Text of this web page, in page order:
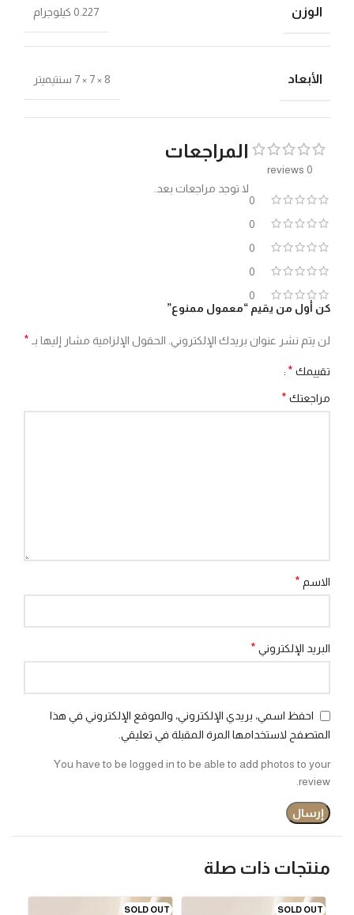
الوزن 0.227 كيلوجرام
الأبعاد 8 × 7 × 7 سنتيميتر
0 reviews
0
0
0
0
0
المراجعات
لا توجد مراجعات بعد.
كن أول من يقيم “معمول ممنوع”
لن يتم نشر عنوان بريدك الإلكتروني. الحقول الإلزامية مشار إليها بـ *
تقييمك *
مراجعتك *
الاسم *
البريد الإلكتروني *
احفظ اسمي، بريدي الإلكتروني، والموقع الإلكتروني في هذا
المتصفح لاستخدامها المرة المقبلة في تعليقي.
You have to be logged in to be able to add photos to your
review.
منتجات ذات صلة
SOLD OUT
SOLD OUT